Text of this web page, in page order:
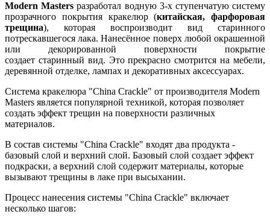
Modern Masters разработал водную 3-х ступенчатую систему
прозрачного покрытия кракелюр (китайская, фарфоровая
трещина), которая воспроизводит вид старинного
потрескавшегося лака. Нанесённое поверх любой окрашенной
или декорированной поверхности покрытие
создает старинный вид. Это прекрасно смотрится на мебели,
деревянной отделке, лампах и декоративных аксессуарах.
Система кракелюра "China Crackle" от производителя Modern
Masters является популярной техникой, которая позволяет
создать эффект трещин на поверхности различных
материалов.
В состав системы "China Crackle" входят два продукта -
базовый слой и верхний слой. Базовый слой создает эффект
подкраски, а верхний слой содержит материалы, которые
вызывают трещины в лаке при высыхании.
Процесс нанесения системы "China Crackle" включает
несколько шагов: